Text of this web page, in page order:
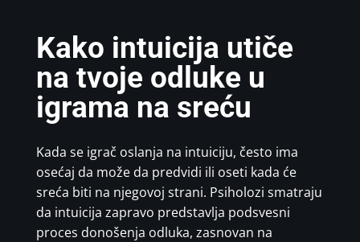
Kako intuicija utiče
na tvoje odluke u
igrama na sreću
Kada se igrač oslanja na intuiciju, često ima
osećaj da može da predvidi ili oseti kada će
sreća biti na njegovoj strani. Psiholozi smatraju
da intuicija zapravo predstavlja podsvesni
proces donošenja odluka, zasnovan na